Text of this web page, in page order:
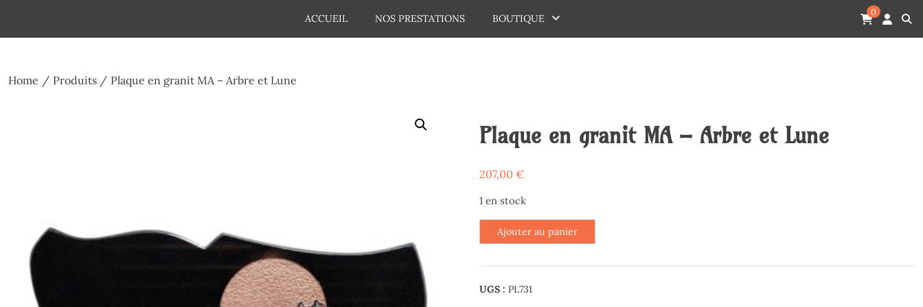
content
Espace Funéraire Michel Gardechaux
ACCUEIL NOS PRESTATIONS BOUTIQUE
0
Home Produits Plaque en granit MA – Arbre et Lune
Plaque en granit MA – Arbre et Lune
207,00€
1 en stock
quantité
de
granit
Ajouter au panier
UGS :PL731